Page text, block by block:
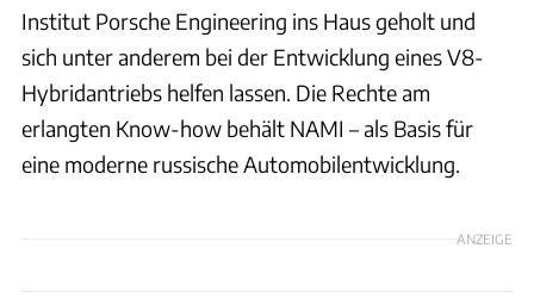
Institut Porsche Engineering ins Haus geholt und
sich unter anderem bei der Entwicklung eines V8-
Hybridantriebs helfen lassen. Die Rechte am
erlangten Know-how behält NAMI – als Basis für
eine moderne russische Automobilentwicklung.
ANZEIGE